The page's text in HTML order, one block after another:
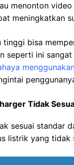
menonton
meningkatkan
tinggi bisa
seperti ini
Tidak
sesuai standar
listrik yang tidak